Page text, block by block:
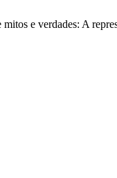
e verdades: A